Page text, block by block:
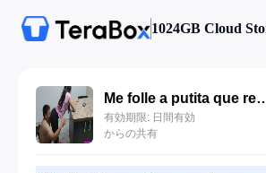
1024GB Cloud
Me folle a putita que recien cumplio
有効期限: 日間有効
からの共有